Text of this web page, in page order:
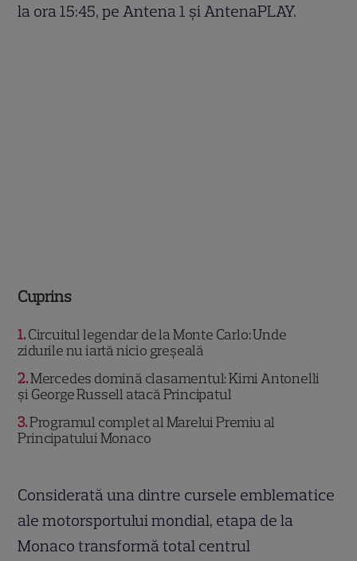
la ora 15:45, pe Antena 1 și AntenaPLAY.
Cuprins
1 Circuitul legendar de la Monte Carlo: Unde
zidurile nu iartă nicio greșeală
2 Mercedes domină clasamentul: Kimi Antonelli
și George Russell atacă Principatul
3 Programul complet al Marelui Premiu al
Principatului Monaco
Considerată una dintre cursele emblematice
ale motorsportului mondial, etapa de la
Monaco transformă total centrul